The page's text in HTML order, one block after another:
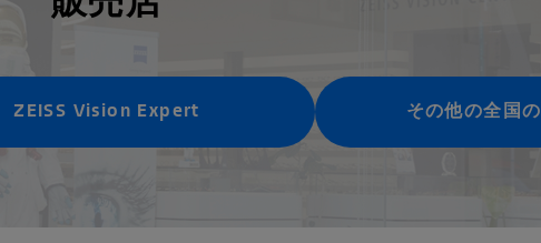
ZEISS Vision Expert その他の全国